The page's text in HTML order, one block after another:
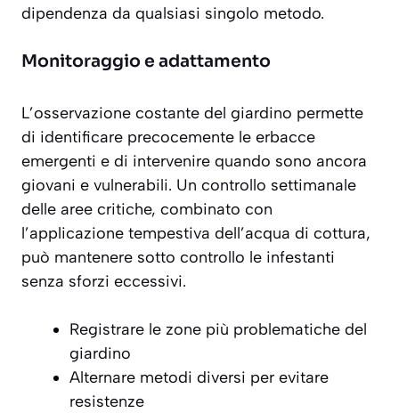
dipendenza da qualsiasi singolo metodo.
Monitoraggio e adattamento
L’osservazione costante del giardino permette
di identificare precocemente le erbacce
emergenti e di intervenire quando sono ancora
giovani e vulnerabili. Un controllo settimanale
delle aree critiche, combinato con
l’applicazione tempestiva dell’acqua di cottura,
può mantenere sotto controllo le infestanti
senza sforzi eccessivi.
Registrare le zone più problematiche del
giardino
Alternare metodi diversi per evitare
resistenze